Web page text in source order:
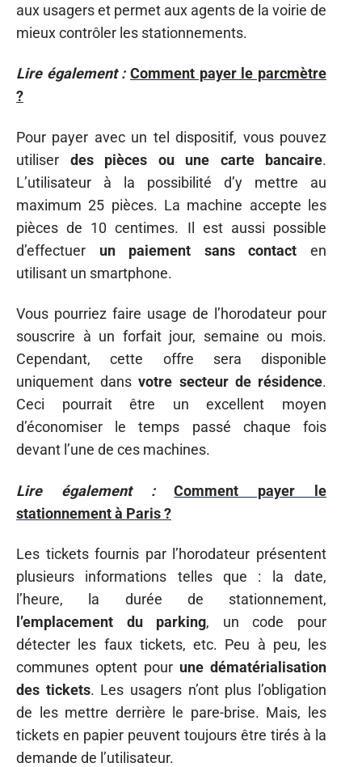
aux usagers et permet aux agents de la voirie de
mieux contrôler les stationnements.
Lire également : Comment payer le parcmètre
?
Pour payer avec un tel dispositif, vous pouvez
utiliser des pièces ou une carte bancaire.
L’utilisateur à la possibilité d’y mettre au
maximum 25 pièces. La machine accepte les
pièces de 10 centimes. Il est aussi possible
d’effectuer un paiement sans contact en
utilisant un smartphone.
Vous pourriez faire usage de l’horodateur pour
souscrire à un forfait jour, semaine ou mois.
Cependant, cette offre sera disponible
uniquement dansvotre secteur de résidence.
Ceci pourrait être un excellent moyen
d’économiser le temps passé chaque fois
devant l’une de ces machines.
Lire également :
Comment payer le
stationnement à Paris ?
Les tickets fournis par l’horodateur présentent
plusieurs informations telles que : la date,
l’heure, la durée de stationnement,
l’emplacement du parking, un code pour
détecter les faux tickets, etc. Peu à peu, les
communes optent pour une dématérialisation
des tickets. Les usagers n’ont plus l’obligation
de les mettre derrière le pare-brise. Mais, les
tickets en papier peuvent toujours être tirés à la
demande de l’utilisateur.